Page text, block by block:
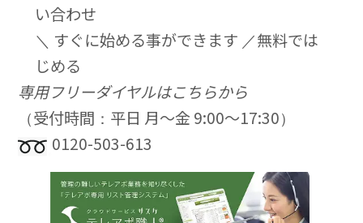
い合わせ
＼ すぐに始める事ができます ／無料では
じめる
専用フリーダイヤルはこちらから
（受付時間：平日 月〜金 9:00〜17:30）
0120-503-613